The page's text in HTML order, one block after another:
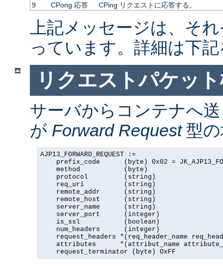
9 CPong 応答 CPing リクエストに応答する。
上記メッセージは、そ
っています。詳細は下
リクエストパケッ
サーバからコンテナへ
が Forward Request型の
AJP13_FORWARD_REQUEST :=
prefix_code      (byte) 0x02 =
    method           (byte)
    protocol         (string)
    req_uri          (string)
    remote_addr      (string)
    remote_host      (string)
    server_name      (string)
    server_port      (integer)
    is_ssl           (boolean)
    num_headers      (integer)
request_headers *(req_header_name
attributes      *(attribut_name
    request_terminator (byte) OxFF